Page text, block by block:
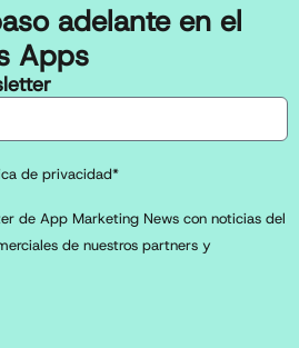
adelante en el
Apps
de privacidad*
de App Marketing News con noticias del
de nuestros partners y